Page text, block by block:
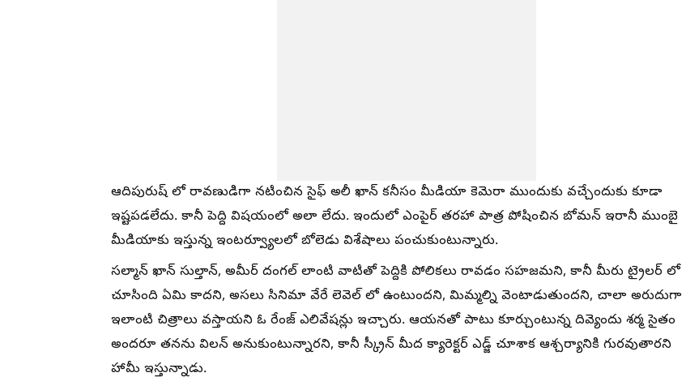
ఆదిపురుష్ లో రావణుడిగా నటించిన సైఫ్ అలీ ఖాన్ కనీసం మీడియా కెమెరా ముందుకు వచ్చేందుకు కూడా
ఇష్టపడలేదు. కానీ పెద్ది విషయంలో అలా లేదు. ఇందులో ఎంపైర్ తరహా పాత్ర పోషించిన బోమన్ ఇరానీ ముంబై
మీడియాకు ఇస్తున్న ఇంటర్వ్యూలలో బోలెడు విశేషాలు పంచుకుంటున్నారు.
సల్మాన్ ఖాన్ సుల్తాన్, అమీర్ దంగల్ లాంటి వాటితో పెద్దికి పోలికలు రావడం సహజమని, కానీ మీరు ట్రైలర్ లో
చూసింది ఏమి కాదని, అసలు సినిమా వేరే లెవెల్ లో ఉంటుందని, మిమ్మల్ని వెంటాడుతుందని, చాలా అరుదుగా
ఇలాంటి చిత్రాలు వస్తాయని ఓ రేంజ్ ఎలివేషన్లు ఇచ్చారు. ఆయనతో పాటు కూర్చుంటున్న దివ్యెందు శర్మ సైతం
అందరూ తనను విలన్ అనుకుంటున్నారని, కానీ స్క్రీన్ మీద క్యారెక్టర్ ఎడ్జ్ చూశాక ఆశ్చర్యానికి గురవుతారని
హామీ ఇస్తున్నాడు.